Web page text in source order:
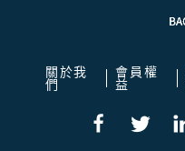
關於我
們
會員權
益